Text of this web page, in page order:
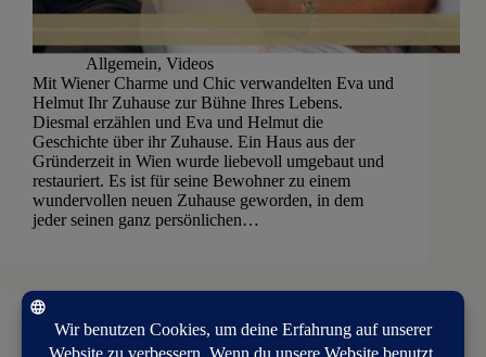
Allgemein, Videos
Mit Wiener Charme und Chic verwandelten Eva und
Helmut Ihr Zuhause zur Bühne Ihres Lebens.
Diesmal erzählen und Eva und Helmut die
Geschichte über ihr Zuhause. Ein Haus aus der
Gründerzeit in Wien wurde liebevoll umgebaut und
restauriert. Es ist für seine Bewohner zu einem
wundervollen neuen Zuhause geworden, in dem
jeder seinen ganz persönlichen…